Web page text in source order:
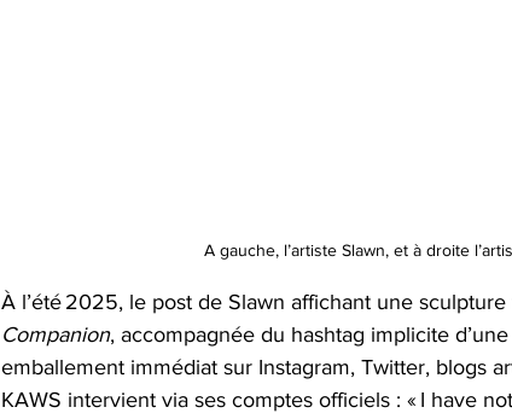
A gauche, l’artiste Slawn, et à droite
À l’été 2025, le post de Slawn affichant une
Companion, accompagnée du hashtag implicite
emballement immédiat sur Instagram, Twitter, blogs
KAWS intervient via ses comptes officiels : « I have